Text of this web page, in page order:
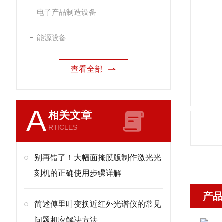
电子产品制造设备
能源设备
查看全部
A相关文章
RTICLES
别再错了！大幅面掩膜版制作激光光
刻机的正确使用步骤详解
简述傅里叶变换近红外光谱仪的常见
问题相应解决方法
产